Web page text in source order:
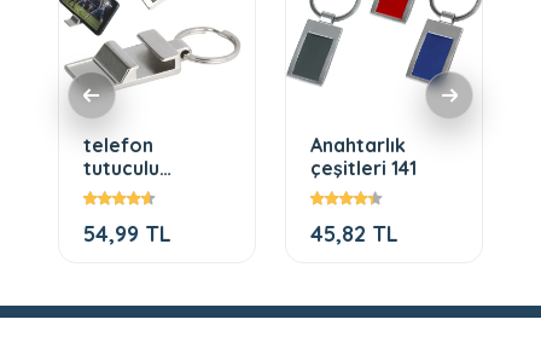
telefon
tutuculu
anahtarlık 160
54,99 TL
Anahtarlık
çeşitleri 141
45,82 TL